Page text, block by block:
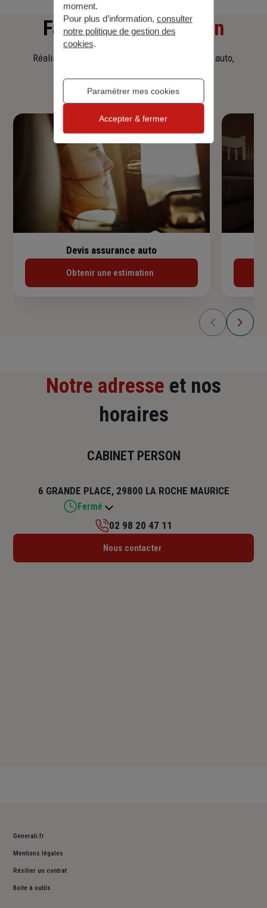
Faitesune simulation
Réalisez une simulation tarifaire d'assurance, auto,
Devis assurance auto
Obtenir une estimation
Notre adresse et nos
horaires
CABINET PERSON
6 GRANDE PLACE, 29800 LA ROCHE MAURICE
Fermé
Lundi : 09h – 12h / 13h30 – 18h
02 98 20 47 11
Nous contacter
Generali.fr
Mentions légales
Résilier un contrat
Boite à outils
moment.
Pour plus d’information, consulter
notre politique de gestion des
cookies.
Paramétrer mes cookies
Accepter & fermer